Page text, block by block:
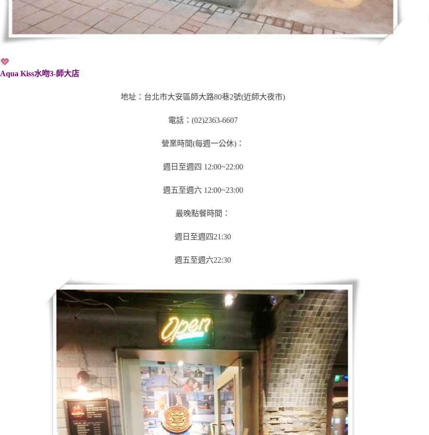
Aqua Kiss水吻3-師大店
地址：台北市大安區師大路80巷2號(近師大夜市)
電話：(02)2363-6607
營業時間(每週一公休)：
週日至週四 12:00~22:00
週五至週六 12:00~23:00
最晚點餐時間：
週日至週四21:30
週五至週六22:30